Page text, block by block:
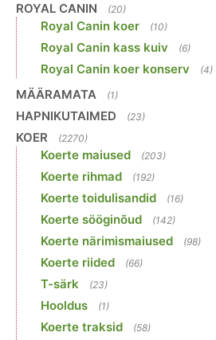
ROYAL CANIN (20)
Royal Canin koer (10)
Royal Canin kass kuiv (6)
Royal Canin koer konserv (4)
MÄÄRAMATA (1)
HAPNIKUTAIMED (23)
KOER (2270)
Koerte maiused (203)
Koerte rihmad (192)
Koerte toidulisandid (16)
Koerte sööginõud (142)
Koerte närimismaiused (98)
Koerte riided (66)
T-särk (23)
Hooldus (1)
Koerte traksid (58)